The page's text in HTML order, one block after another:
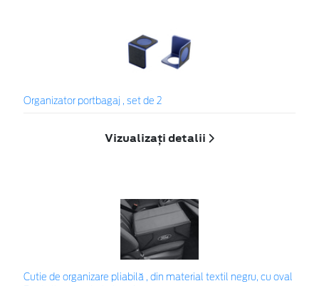
Organizator portbagaj , set de 2
Vizualizați detalii
Cutie de organizare pliabilă , din material textil negru, cu oval